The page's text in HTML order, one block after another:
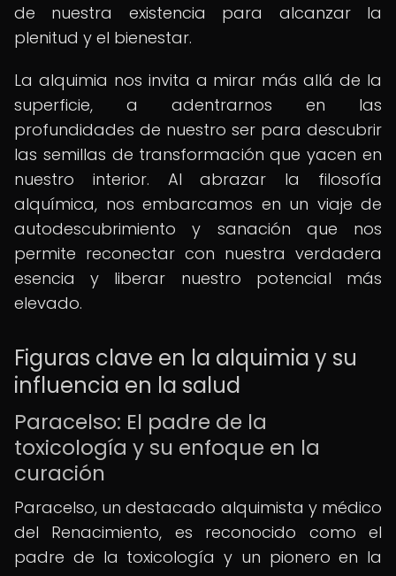
de nuestra existencia para alcanzar la
plenitud y el bienestar.
La alquimia nos invita a mirar más allá de la
superficie, a adentrarnos en las
profundidades de nuestro ser para descubrir
las semillas de transformación que yacen en
nuestro interior. Al abrazar la filosofía
alquímica, nos embarcamos en un viaje de
autodescubrimiento y sanación que nos
permite reconectar con nuestra verdadera
esencia y liberar nuestro potencial más
elevado.
Figuras clave en la alquimia y su
influencia en la salud
Paracelso: El padre de la
toxicología y su enfoque en la
curación
Paracelso, un destacado alquimista y médico
del Renacimiento, es reconocido como el
padre de la toxicología y un pionero en la